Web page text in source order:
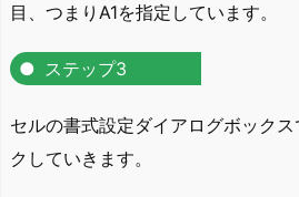
目、つまりA1を指定しています。
ステップ3
セルの書式設定ダイアログボック
クしていきます。